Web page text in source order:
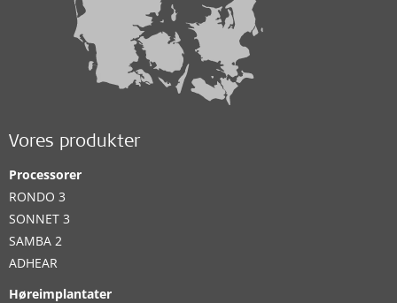
Vores produkter
Processorer
RONDO 3
SONNET 3
SAMBA 2
ADHEAR
Høreimplantater